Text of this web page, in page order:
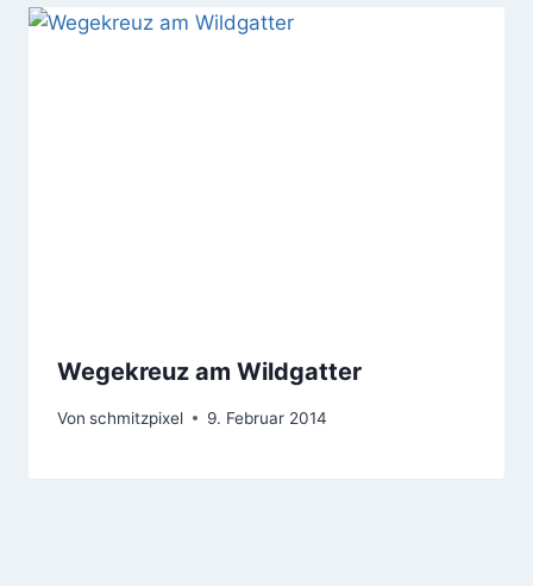
Wegekreuz am Wildgatter
Von schmitzpixel 9. Februar 2014